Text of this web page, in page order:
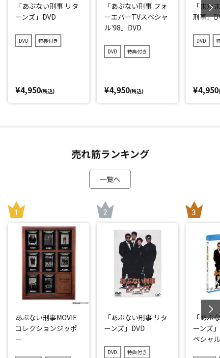
「あぶない刑事 リタ
ーンズ」DVD
DVD 特典付き
¥4,950(税込)
「あぶない刑事 フォ
ーエバーTVスペシャ
ル'98」DVD
DVD 特典付き
¥4,950(税込)
「まだ
刑事」
DVD
¥4,950
売れ筋ランキング
一覧へ
あぶない刑事MOVIE
コレクションジッポ
ー
「あぶない刑事 リタ
ーンズ」DVD
DVD 特典付き
「あぶ
ーンズ
ペシャ